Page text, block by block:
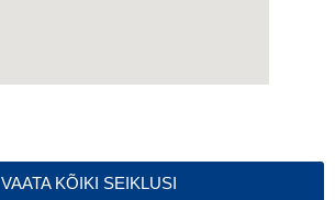
VAATA KÕIKI SEIKLUSI